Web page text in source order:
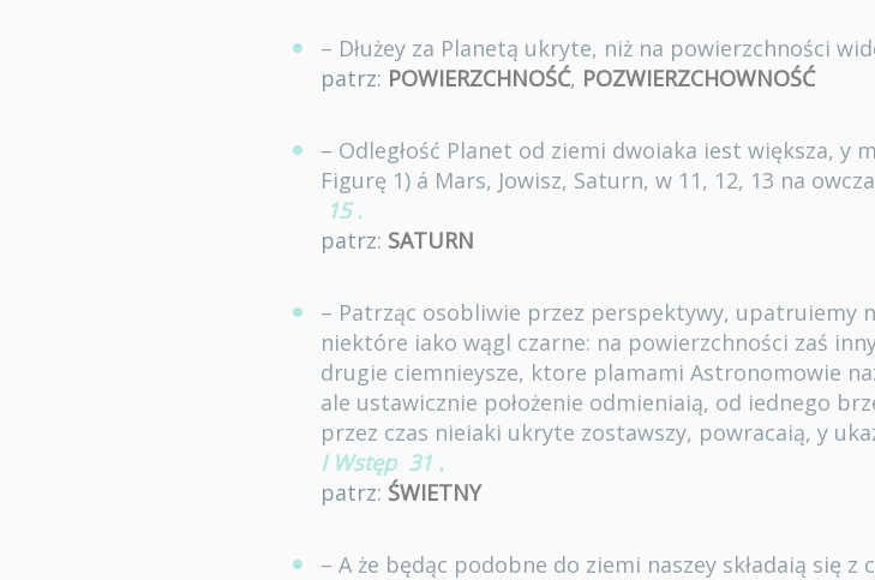
– Dłużey za Planetą ukryte, niż na powierzchności
patrz: POWIERZCHNOŚĆ, POZWIERZCHOWNOŚĆ
– Odległość Planet od ziemi dwoiaka iest większa, y
Figurę 1) á Mars, Jowisz, Saturn, w 11, 12, 13 na
15 .
patrz: SATURN
– Patrząc osobliwie przez perspektywy, upatruiemy
niektóre iako wągl czarne: na powierzchności zaś
drugie ciemnieysze, ktore plamami Astronomowie
ale ustawicznie położenie odmieniaią, od iednego
przez czas nieiaki ukryte zostawszy, powracaią, y
I Wstęp 31 .
patrz: ŚWIETNY
– A że będąc podobne do ziemi naszey składaią się